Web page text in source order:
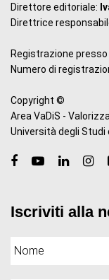
Direttore editoriale:
Direttrice
Registrazione
Numero di
Copyright ©
Area VaDiS -
Università degli Studi
Iscriviti alla